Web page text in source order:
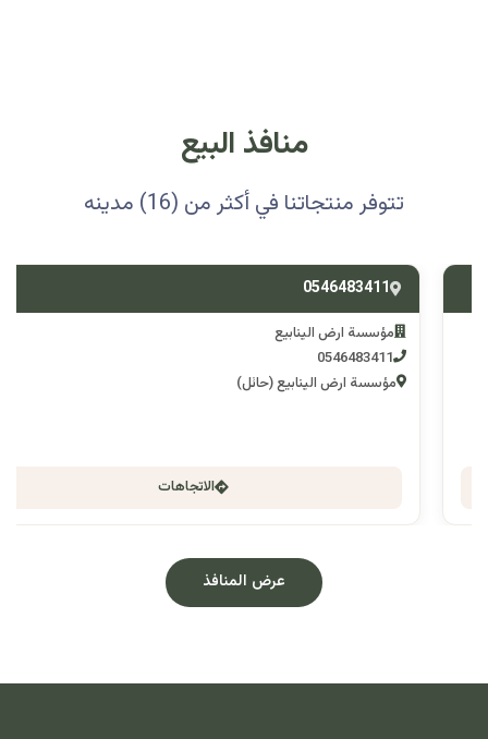
منافذ البيع
تتوفر منتجاتنا في أكثر من (16) مدينه
0546483411
مؤسسة ارض الينابيع
0546483411
مؤسسة ارض الينابيع (حائل)
الاتجاهات
عرض المنافذ